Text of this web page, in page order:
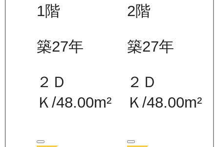
1階
築27年
２Ｄ
Ｋ/48.00m²
2階
築27年
２Ｄ
Ｋ /48.00m²